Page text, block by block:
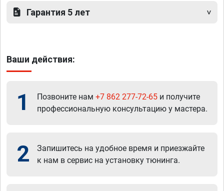
Гарантия 5 лет
Ваши действия:
1 Позвоните нам +7 862 277-72-65 и получите
профессиональную консультацию у мастера.
2
Запишитесь на удобное время и приезжайте
к нам в сервис на установку тюнинга.